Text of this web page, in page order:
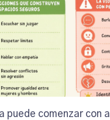
puede comenzar con